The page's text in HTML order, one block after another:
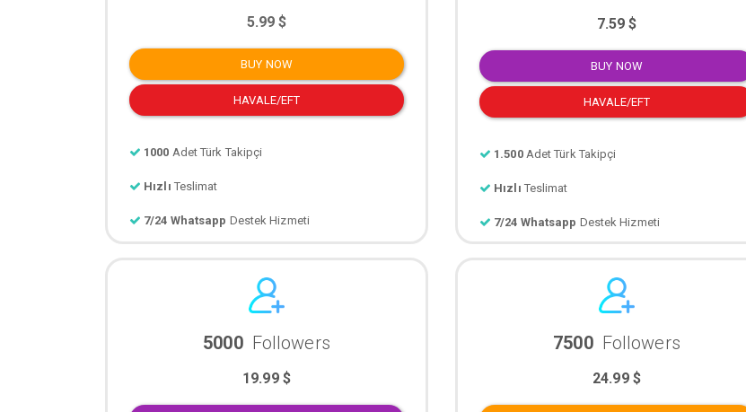
5.99 $
BUY NOW
HAVALE/EFT
1000 Adet Türk Takipçi
Hızlı Teslimat
7/24 Whatsapp Destek Hizmeti
7.59 $
BUY NOW
HAVALE/EFT
1.500 Adet Türk Takipçi
Hızlı Teslimat
7/24 Whatsapp Destek Hizmeti
5000 Followers
19.99 $
7500 Followers
24.99 $